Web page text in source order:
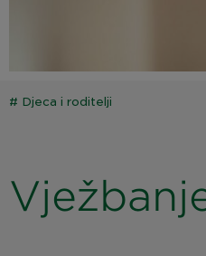
# Djeca i roditelji